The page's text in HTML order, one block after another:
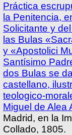
Práctica
la Penitencia,
Solicitante y
las Bulas
y «Apostolici
Santísimo
dos Bulas se
castellano,
teologico-
Miguel de Alea
Madrid, en la
Collado, 1805.